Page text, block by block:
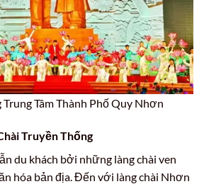
Tâm Thành Phố Quy Nhơn
Truyền Thống
du khách bởi những làng chài ven
hóa bản địa. Đến với làng chài Nhơn